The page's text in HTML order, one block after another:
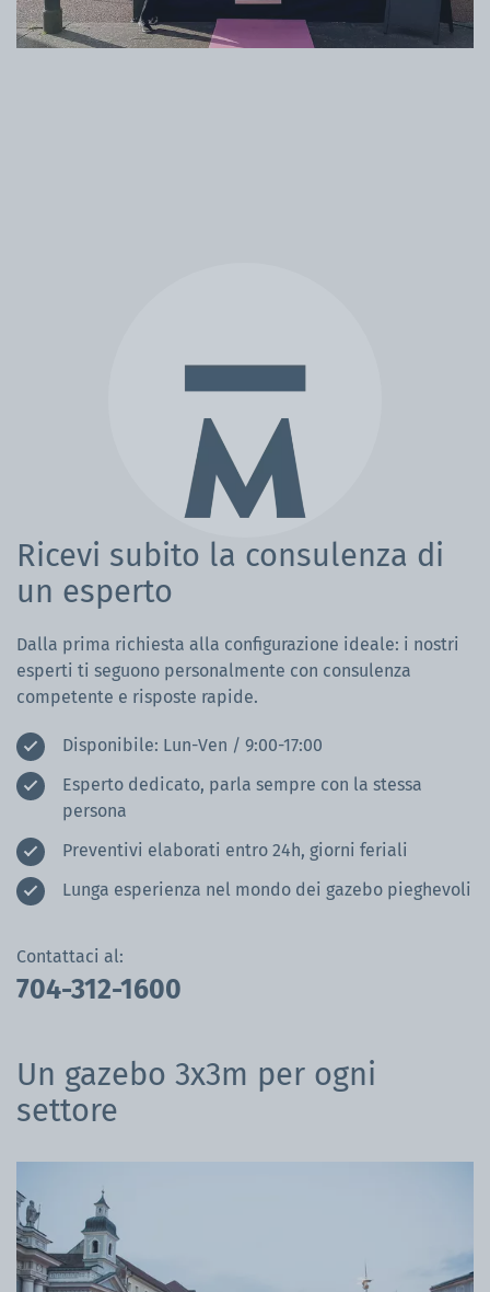
Ricevi subito la consulenza di
un esperto
Dalla prima richiesta alla configurazione ideale: i nostri
esperti ti seguono personalmente con consulenza
competente e risposte rapide.
Disponibile: Lun-Ven / 9:00-17:00
Esperto dedicato, parla sempre con la stessa
persona
Preventivi elaborati entro 24h, giorni feriali
Lunga esperienza nel mondo dei gazebo pieghevoli
Contattaci al:
704-312-1600
Un gazebo 3x3m per ogni
settore